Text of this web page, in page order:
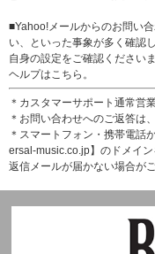
■Yahoo!メールからのお問い
い、といった事象が多く確認
自身の設定をご確認ください
ヘルプはこちら。
＊カスタマーサポート通常営
＊お問い合わせへのご返答は
＊スマートフォン・携帯電話
ersal-music.co.jp】のドメイ
返信メールが届かない場合が